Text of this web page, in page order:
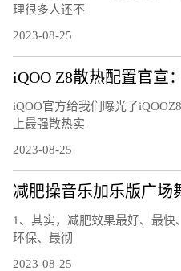
理很多人还不
2023-08-25
iQOO官方给我们曝光了
上最强散热实
2023-08-25
减肥操音乐加乐版广场
1、其实，减肥效果最好、最
环保、最彻
2023-08-25